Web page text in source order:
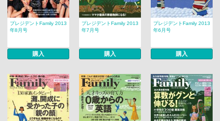
プレジデントFamily 2013
年8月号
購入
プレジデントFamily 2013
年7月号
購入
プレジデントFamily 2013
年6月号
購入